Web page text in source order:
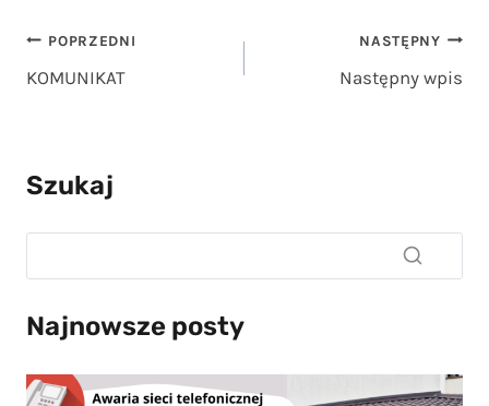
Nawigacja
wpisu
POPRZEDNI
KOMUNIKAT
NASTĘPNY
Następny wpis
Szukaj
Najnowsze posty